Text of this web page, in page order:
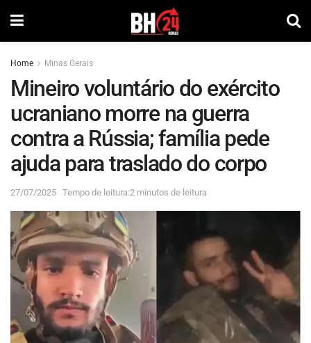
Home Minas Gerais
Mineiro voluntário do exército
ucraniano morre na guerra
contra a Rússia; família pede
ajuda para traslado do corpo
27/07/2025 Tempo de leitura:2 minutos de leitura